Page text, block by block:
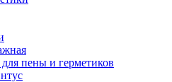
пены и герметиков